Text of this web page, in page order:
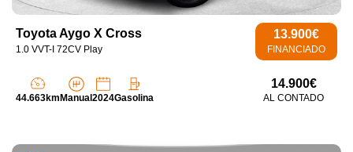
Toyota Aygo X Cross
1.0 VVT-I 72CV Play
13.900€
FINANCIADO
44.663km Manual 2024Gasolina
14.900€
AL CONTADO